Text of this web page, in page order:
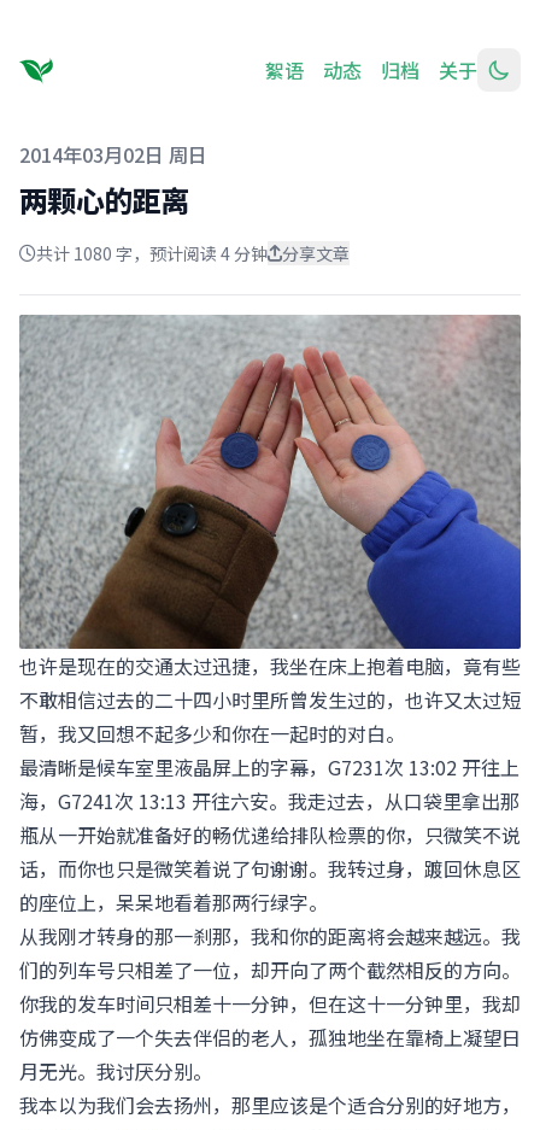
絮语 动态 归档 关于
发布于
2014年03月02日 周日
两颗心的距离
共计 1080 字，预计阅读 4 分钟 分享文章
也许是现在的交通太过迅捷，我坐在床上抱着电脑，竟有些
不敢相信过去的二十四小时里所曾发生过的，也许又太过短
暂，我又回想不起多少和你在一起时的对白。
最清晰是候车室里液晶屏上的字幕，G7231次 13:02 开往上
海，G7241次 13:13 开往六安。我走过去，从口袋里拿出那
瓶从一开始就准备好的畅优递给排队检票的你，只微笑不说
话，而你也只是微笑着说了句谢谢。我转过身，踱回休息区
的座位上，呆呆地看着那两行绿字。
从我刚才转身的那一刹那，我和你的距离将会越来越远。我
们的列车号只相差了一位，却开向了两个截然相反的方向。
你我的发车时间只相差十一分钟，但在这十一分钟里，我却
仿佛变成了一个失去伴侣的老人，孤独地坐在靠椅上凝望日
月无光。我讨厌分别。
我本以为我们会去扬州，那里应该是个适合分别的好地方，